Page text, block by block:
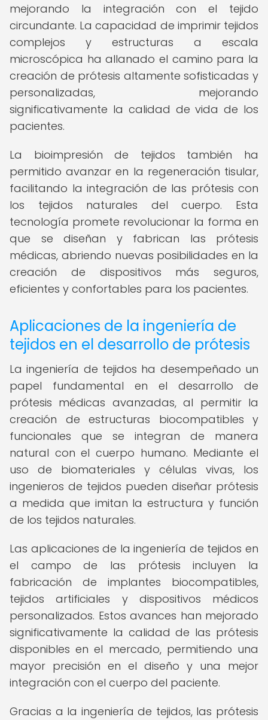
mejorando la integración con el tejido
circundante. La capacidad de imprimir tejidos
complejos y estructuras a escala
microscópica ha allanado el camino para la
creación de prótesis altamente sofisticadas y
personalizadas, mejorando
significativamente la calidad de vida de los
pacientes.
La bioimpresión de tejidos también ha
permitido avanzar en la regeneración tisular,
facilitando la integración de las prótesis con
los tejidos naturales del cuerpo. Esta
tecnología promete revolucionar la forma en
que se diseñan y fabrican las prótesis
médicas, abriendo nuevas posibilidades en la
creación de dispositivos más seguros,
eficientes y confortables para los pacientes.
Aplicaciones de la ingeniería de
tejidos en el desarrollo de prótesis
La ingeniería de tejidos ha desempeñado un
papel fundamental en el desarrollo de
prótesis médicas avanzadas, al permitir la
creación de estructuras biocompatibles y
funcionales que se integran de manera
natural con el cuerpo humano. Mediante el
uso de biomateriales y células vivas, los
ingenieros de tejidos pueden diseñar prótesis
a medida que imitan la estructura y función
de los tejidos naturales.
Las aplicaciones de la ingeniería de tejidos en
el campo de las prótesis incluyen la
fabricación de implantes biocompatibles,
tejidos artificiales y dispositivos médicos
personalizados. Estos avances han mejorado
significativamente la calidad de las prótesis
disponibles en el mercado, permitiendo una
mayor precisión en el diseño y una mejor
integración con el cuerpo del paciente.
Gracias a la ingeniería de tejidos, las prótesis